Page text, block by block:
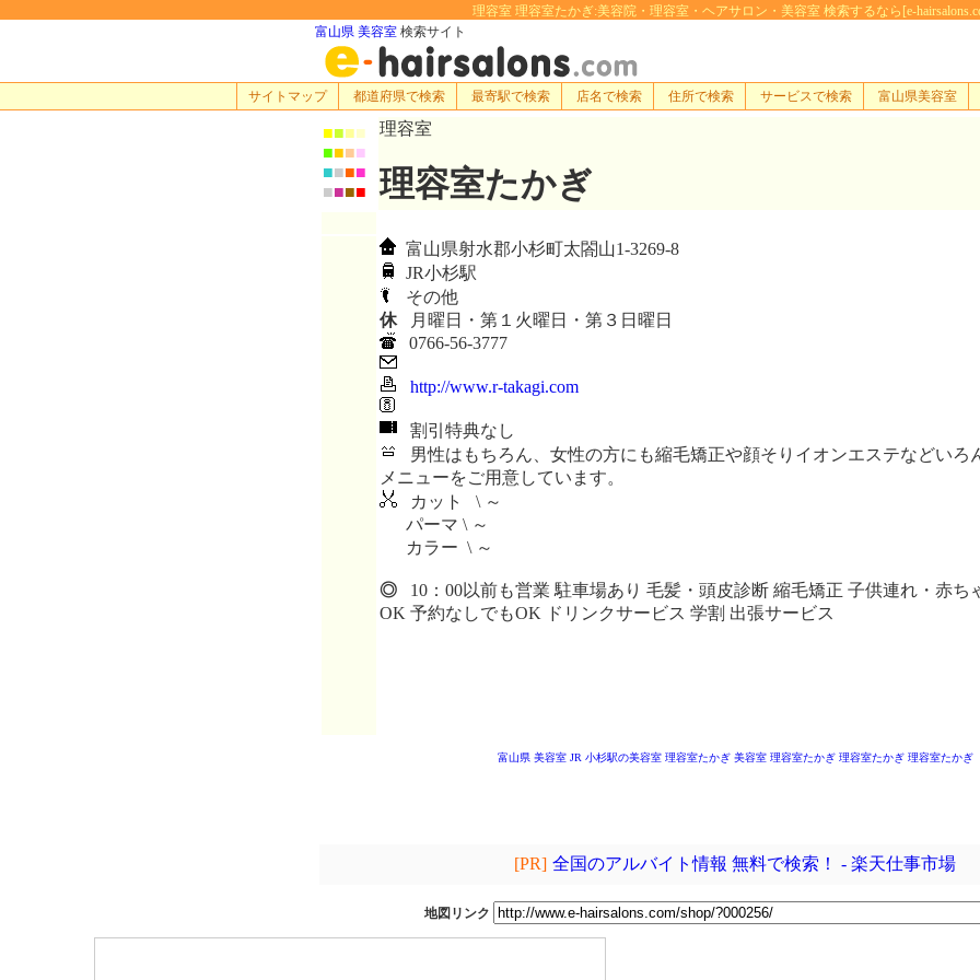
理容室 理容室たかぎ:美容院・理容室・ヘアサロン・美容室 検索するなら[e-
富山県 美容室 検索サイト
サイトマップ 都道府県で検索 最寄駅で検索 店名で検索 住所で検索 サービスで検索 富山県美容室
■■■■
■■■■
■■■■
■■■■
理容室
理容室たかぎ
富山県射水郡小杉町太閤山1-3269-8
JR小杉駅
その他
休月曜日・第１火曜日・第３日曜日
0766-56-3777
http://www.r-takagi.com
割引特典なし
男性はもちろん、女性の方にも縮毛矯正や顔そりイオンエステなどいろ
メニューをご用意しています。
カット \ ～
パーマ \ ～
カラー \ ～
◎ 10：00以前も営業 駐車場あり 毛髪・頭皮診断 縮毛矯正 子供連れ・赤ち
OK 予約なしでもOK ドリンクサービス 学割 出張サービス
富山県 美容室 JR 小杉駅の美容室 理容室たかぎ 美容室 理容室たかぎ 理容室たかぎ 理容室たかぎ
[PR] 全国のアルバイト情報 無料で検索！ - 楽天仕事市場
地図リンク